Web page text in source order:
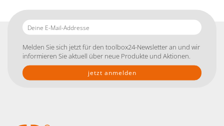
Deine
E-
Addresse
Melden Sie sich jetzt für den toolbox24-Newsletter an und wir
informieren Sie aktuell über neue Produkte und Aktionen.